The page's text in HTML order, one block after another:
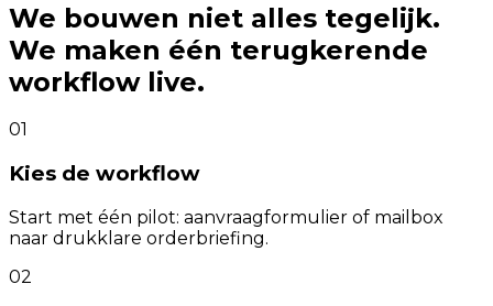
We bouwen niet alles tegelijk.
We maken één terugkerende
workflow live.
01
Kies de workflow
Start met één pilot: aanvraagformulier of mailbox
naar drukklare orderbriefing.
02